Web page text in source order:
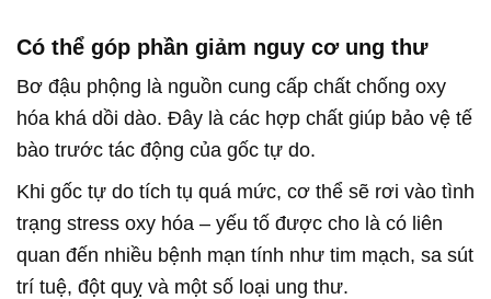
Có thể góp phần giảm nguy cơ ung thư
Bơ đậu phộng là nguồn cung cấp chất chống oxy
hóa khá dồi dào. Đây là các hợp chất giúp bảo vệ tế
bào trước tác động của gốc tự do.
Khi gốc tự do tích tụ quá mức, cơ thể sẽ rơi vào tình
trạng stress oxy hóa – yếu tố được cho là có liên
quan đến nhiều bệnh mạn tính như tim mạch, sa sút
trí tuệ, đột quỵ và một số loại ung thư.